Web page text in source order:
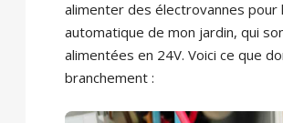
alimenter des électrovannes pour
automatique de mon jardin, qui
alimentées en 24V. Voici ce que
branchement :